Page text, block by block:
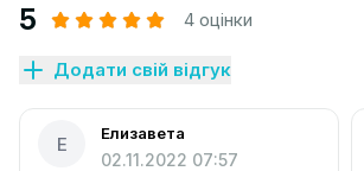
5 4 оцінки
Додати свій відгук
Е Елизавета
02.11.2022 07:57